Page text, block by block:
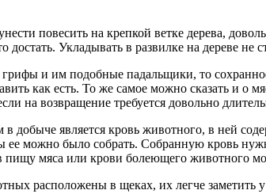
повесить на крепкой ветке дерева,
достать. Укладывать в развилке на дереве
грифы и им подобные падальщики, то
как есть. То же самое можно сказать и
на возвращение требуется довольно
является кровь животного, в ней
ее можно было собрать. Собранную кровь
мяса или крови болеющего животного
расположены в щеках, их легче